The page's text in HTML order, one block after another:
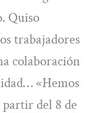
Quiso
trabajadores
colaboración
«Hemos
del 8 de